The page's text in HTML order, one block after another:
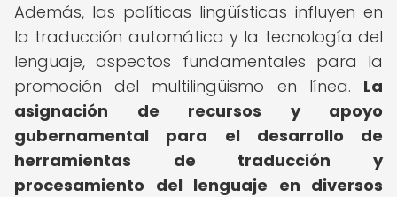
Además, las políticas lingüísticas influyen en
la traducción automática y la tecnología del
lenguaje, aspectos fundamentales para la
promoción del multilingüismo en línea. La
asignación de recursos y apoyo
gubernamental para el desarrollo de
herramientas de traducción y
procesamiento del lenguaje en diversos